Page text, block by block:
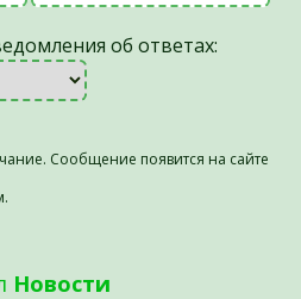
об ответах:
Сообщение появится на сайте
Новости